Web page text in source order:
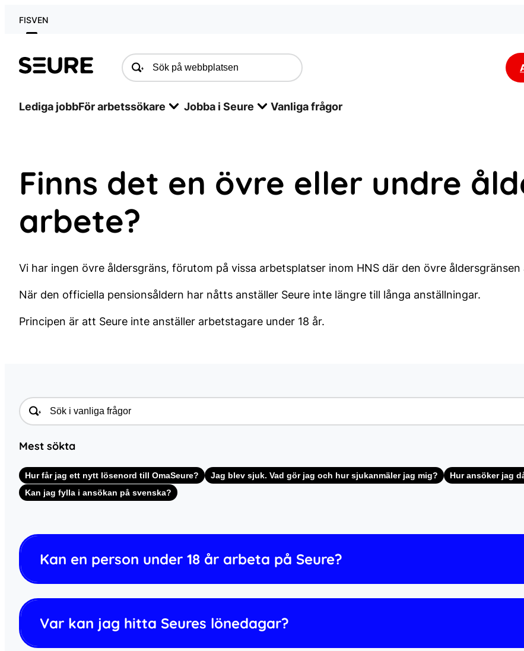
FISVEN
Seure
Lediga jobbFör arbetssökare Jobba i Seure Vanliga frågor
Finns det en övre eller undre
arbete?
Vi har ingen övre åldersgräns, förutom på vissa arbetsplatser inom HNS där den övre åldersgränsen
När den officiella pensionsåldern har nåtts anställer Seure inte längre till långa anställningar.
Principen är att Seure inte anställer arbetstagare under 18 år.
Mest sökta
Hur får jag ett nytt lösenord till OmaSeure? Jag blev sjuk. Vad gör jag och hur sjukanmäler jag mig?
Hur ansöker jag
Kan jag fylla i ansökan på svenska?
Kan en person under 18 år arbeta på Seure?
Var kan jag hitta Seures lönedagar?